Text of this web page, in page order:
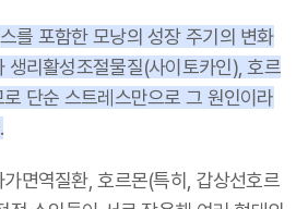
를 포함한 모낭의 성장 주기의 변화
생리활성조절물질(사이토카인), 호르
단순 스트레스만으로 그 원인이라
면역질환, 호르몬(특히, 갑상선호르